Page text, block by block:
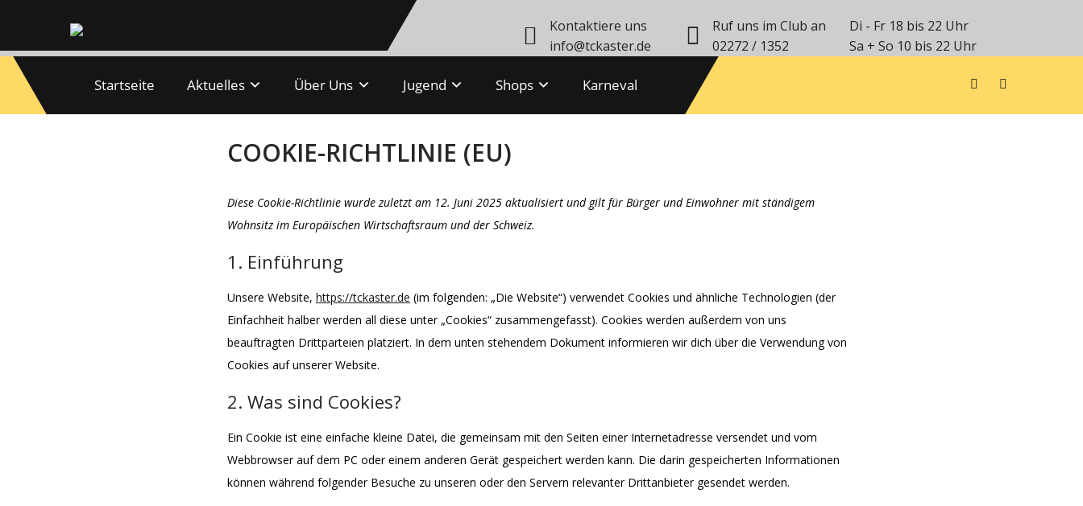
Kontaktiere uns
info@tckaster.de
Ruf uns im Club an
02272 / 1352
Di - Fr 18 bis 22 Uhr
Sa + So 10 bis 22 Uhr
Startseite Aktuelles Über Uns Jugend Shops Karneval
COOKIE-RICHTLINIE (EU)
Diese Cookie-Richtlinie wurde zuletzt am 12. Juni 2025 aktualisiert und gilt für Bürger und Einwohner mit ständigem
Wohnsitz im Europäischen Wirtschaftsraum und der Schweiz.
1. Einführung
Unsere Website, https://tckaster.de (im folgenden: „Die Website“) verwendet Cookies und ähnliche Technologien (der
Einfachheit halber werden all diese unter „Cookies“ zusammengefasst). Cookies werden außerdem von uns
beauftragten Drittparteien platziert. In dem unten stehendem Dokument informieren wir dich über die Verwendung von
Cookies auf unserer Website.
2. Was sind Cookies?
Ein Cookie ist eine einfache kleine Datei, die gemeinsam mit den Seiten einer Internetadresse versendet und vom
Webbrowser auf dem PC oder einem anderen Gerät gespeichert werden kann. Die darin gespeicherten Informationen
können während folgender Besuche zu unseren oder den Servern relevanter Drittanbieter gesendet werden.